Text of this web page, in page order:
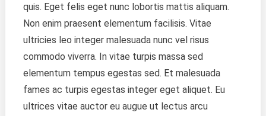
quis. Eget felis eget nunc lobortis mattis aliquam.
Non enim praesent elementum facilisis. Vitae
ultricies leo integer malesuada nunc vel risus
commodo viverra. In vitae turpis massa sed
elementum tempus egestas sed. Et malesuada
fames ac turpis egestas integer eget aliquet. Eu
ultrices vitae auctor eu augue ut lectus arcu